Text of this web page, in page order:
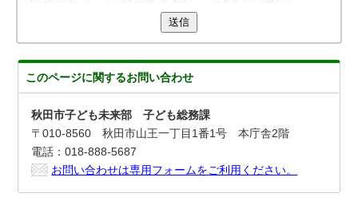
送信
このページに関するお問い合わせ
秋田市子ども未来部 子ども総務課
〒010-8560 秋田市山王一丁目1番1号 本庁舎2階
電話：018-888-5687
お問い合わせは専用フォームをご利用ください。